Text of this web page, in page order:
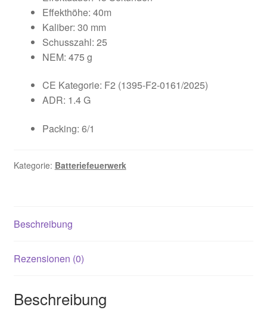
Effekthöhe: 40m
Kaliber: 30 mm
Schusszahl: 25
NEM: 475 g
CE Kategorie: F2 (1395-F2-0161/2025)
ADR: 1.4 G
Packing: 6/1
Kategorie: Batteriefeuerwerk
Beschreibung
Rezensionen (0)
Beschreibung